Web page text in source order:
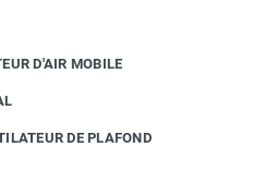
D'AIR MOBILE
DE PLAFOND